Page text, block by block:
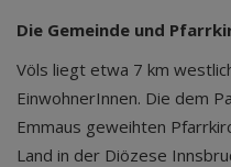
Die Gemeinde und
Völs liegt etwa 7 km
EinwohnerInnen. Die dem
Emmaus geweihten
Land in der Diözese